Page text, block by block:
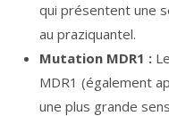
qui présentent une
au praziquantel.
Mutation MDR1 :
MDR1 (également
une plus grande